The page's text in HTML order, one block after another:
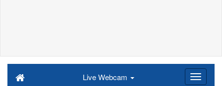
Live Webcam